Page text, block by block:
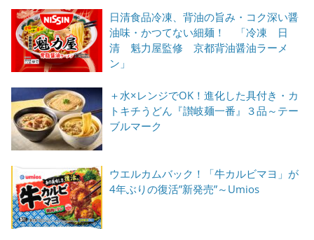
日清食品冷凍、背油の旨み・コク深い醤
油味・かつてない細麺！ 「冷凍 日
清 魁力屋監修 京都背油醤油ラーメ
ン」
＋水×レンジでOK！進化した具付き・カ
トキチうどん『讃岐麺一番』３品～テー
ブルマーク
ウエルカムバック！「牛カルビマヨ」が
4年ぶりの復活”新発売”～Umios